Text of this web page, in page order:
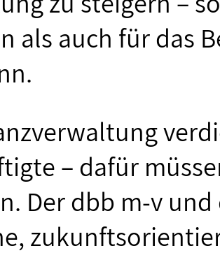
als auch für das
– dafür
Der dbb m-v